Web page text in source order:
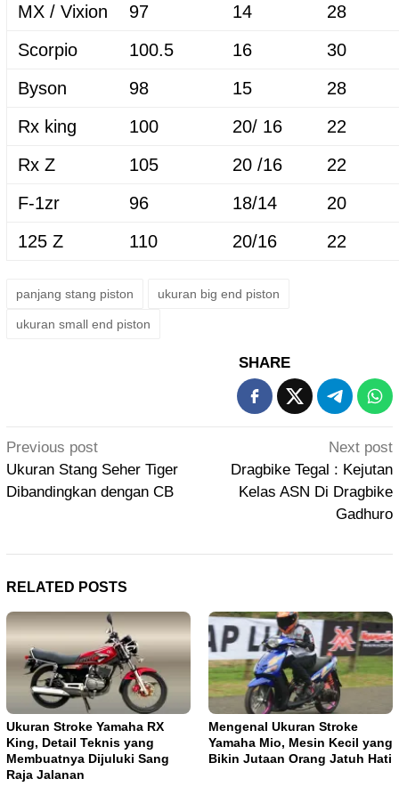
MX / Vixion 97 14
28
Scorpio
100.5 16
30
Byson
98 15
28
Rx king
100 20/ 16
22
Rx Z
105 20 /16
22
F-1zr
96 18/14
20
125 Z
110 20/16 22
panjang stang piston ukuran big end piston
ukuran small end piston
SHARE
Post
navigation
Previous post
Ukuran Stang Seher Tiger
Dibandingkan dengan CB
Next post
Dragbike Tegal : Kejutan
Kelas ASN Di Dragbike
Gadhuro
RELATED POSTS
Ukuran Stroke Yamaha RX
King, Detail Teknis yang
Membuatnya Dijuluki Sang
Raja Jalanan
Mengenal Ukuran Stroke
Yamaha Mio, Mesin Kecil yang
Bikin Jutaan Orang Jatuh Hati